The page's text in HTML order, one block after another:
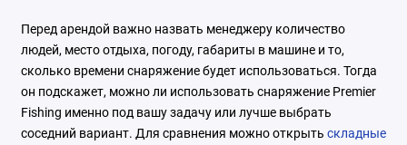
Перед арендой важно назвать менеджеру количество
людей, место отдыха, погоду, габариты в машине и то,
сколько времени снаряжение будет использоваться. Тогда
он подскажет, можно ли использовать снаряжение Premier
Fishing именно под вашу задачу или лучше выбрать
соседний вариант. Для сравнения можно открыть складные